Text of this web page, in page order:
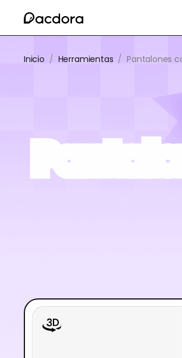
Inicio / Herramientas / Pantalones